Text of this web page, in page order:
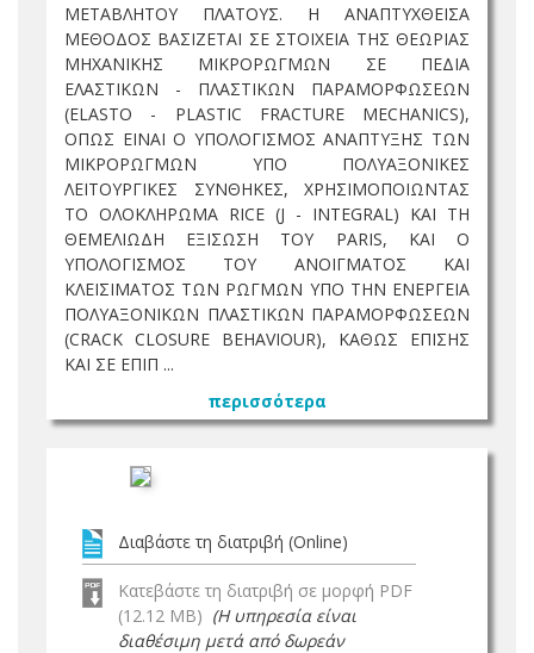
ΜΕΤΑΒΛΗΤΟΥ ΠΛΑΤΟΥΣ. Η ΑΝΑΠΤΥΧΘΕΙΣΑ
ΜΕΘΟΔΟΣ ΒΑΣΙΖΕΤΑΙ ΣΕ ΣΤΟΙΧΕΙΑ ΤΗΣ ΘΕΩΡΙΑΣ
ΜΗΧΑΝΙΚΗΣ ΜΙΚΡΟΡΩΓΜΩΝ ΣΕ ΠΕΔΙΑ
ΕΛΑΣΤΙΚΩΝ - ΠΛΑΣΤΙΚΩΝ ΠΑΡΑΜΟΡΦΩΣΕΩΝ
(ELASTO - PLASTIC FRACTURE MECHANICS),
ΟΠΩΣ ΕΙΝΑΙ Ο ΥΠΟΛΟΓΙΣΜΟΣ ΑΝΑΠΤΥΞΗΣ ΤΩΝ
ΜΙΚΡΟΡΩΓΜΩΝ ΥΠΟ ΠΟΛΥΑΞΟΝΙΚΕΣ
ΛΕΙΤΟΥΡΓΙΚΕΣ ΣΥΝΘΗΚΕΣ, ΧΡΗΣΙΜΟΠΟΙΩΝΤΑΣ
ΤΟ ΟΛΟΚΛΗΡΩΜΑ RICE (J - INTEGRAL) ΚΑΙ ΤΗ
ΘΕΜΕΛΙΩΔΗ ΕΞΙΣΩΣΗ ΤΟΥ PARIS, ΚΑΙ Ο
ΥΠΟΛΟΓΙΣΜΟΣ ΤΟΥ ΑΝΟΙΓΜΑΤΟΣ ΚΑΙ
ΚΛΕΙΣΙΜΑΤΟΣ ΤΩΝ ΡΩΓΜΩΝ ΥΠΟ ΤΗΝ ΕΝΕΡΓΕΙΑ
ΠΟΛΥΑΞΟΝΙΚΩΝ ΠΛΑΣΤΙΚΩΝ ΠΑΡΑΜΟΡΦΩΣΕΩΝ
(CRACK CLOSURE BEHAVIOUR), ΚΑΘΩΣ ΕΠΙΣΗΣ
ΚΑΙ ΣΕ ΕΠΙΠ ...
περισσότερα
Διαβάστε τη διατριβή (Online)
Κατεβάστε τη διατριβή σε μορφή PDF
(12.12 MB) (Η υπηρεσία είναι
διαθέσιμη μετά από δωρεάν